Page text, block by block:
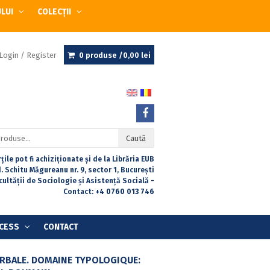
COLECȚII
/ Register 0 produse /0,00 lei
Caută
pot fi achiziționate și de la Librăria EUB
Schitu Măgureanu nr. 9, sector 1, București
de Sociologie și Asistență Socială -
Contact: +4 0760 013 746
CONTACT